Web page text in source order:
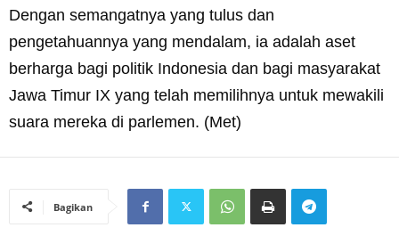
Dengan semangatnya yang tulus dan
pengetahuannya yang mendalam, ia adalah aset
berharga bagi politik Indonesia dan bagi masyarakat
Jawa Timur IX yang telah memilihnya untuk mewakili
suara mereka di parlemen. (Met)
Bagikan